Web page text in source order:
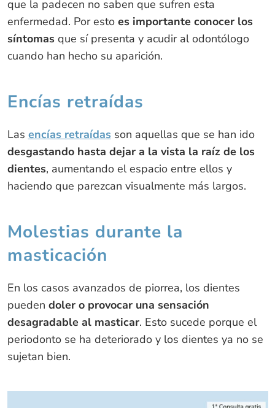
que la padecen no saben que sufren esta
enfermedad. Por estoes importante conocer los
síntomasque sí presenta y acudir al odontólogo
cuando han hecho su aparición.
Encías retraídas
Las encías retraídas son aquellas que se han ido
desgastando hasta dejar a la vista la raíz de los
dientes, aumentando el espacio entre ellos y
haciendo que parezcan visualmente más largos.
Molestias durante la
masticación
En los casos avanzados de piorrea, los dientes
pueden doler o provocar una sensación
desagradable al masticar. Esto sucede porque el
periodonto se ha deteriorado y los dientes ya no se
sujetan bien.